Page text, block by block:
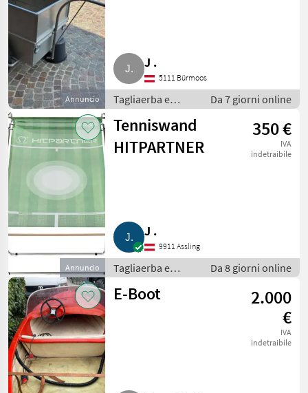
Annuncio
J .
5111 Bürmoos
Tagliaerba e
macchine da
giardinaggio /
Attrezzatura
sportiva
Da 7 giorni online
Annuncio
Tenniswand
HITPARTNER
350 €
IVA
indetraibile
J .
9911 Assling
Tagliaerba e
macchine da
giardinaggio /
Da 8 giorni online
E-Boot
2.000
€
IVA
indetraibile